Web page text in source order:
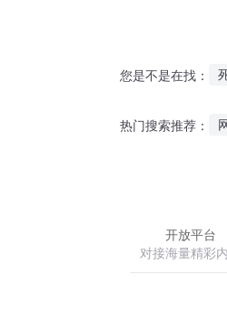
您是不是在找：
热门搜索推荐：
开放平台
对接海量精彩